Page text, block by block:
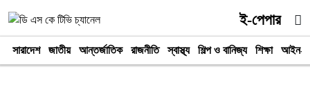
ই-পেপার
সারাদেশ জাতীয় আন্তর্জাতিক রাজনীতি স্বাস্থ্য শিল্প ও বানিজ্য শিক্ষা আইন-